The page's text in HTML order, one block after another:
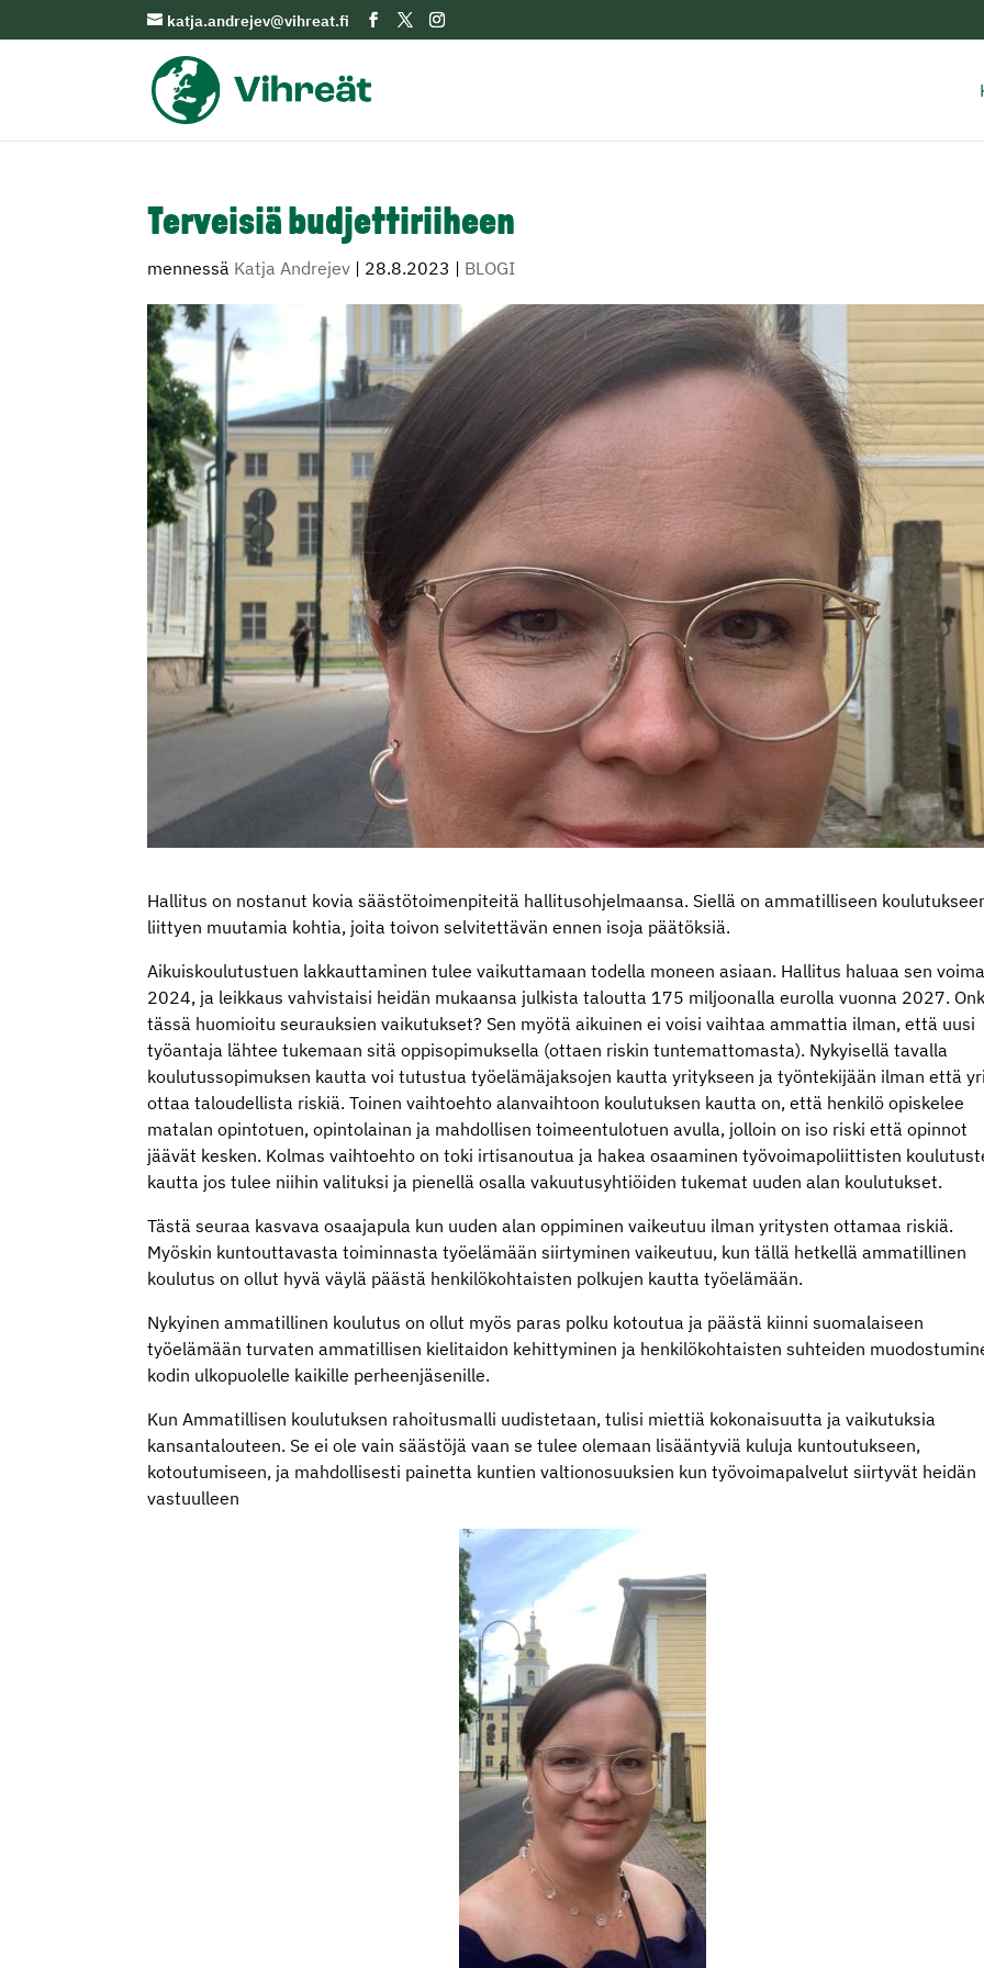
katja.andrejev@vihreat.fi
Terveisiä budjettiriiheen
mennessä Katja Andrejev | 28.8.2023 | BLOGI
Hallitus on nostanut kovia säästötoimenpiteitä hallitusohjelmaansa. Siellä on ammatilliseen
liittyen muutamia kohtia, joita toivon selvitettävän ennen isoja päätöksiä.
Aikuiskoulutustuen lakkauttaminen tulee vaikuttamaan todella moneen asiaan. Hallitus haluaa sen
2024, ja leikkaus vahvistaisi heidän mukaansa julkista taloutta 175 miljoonalla eurolla vuonna 2027.
tässä huomioitu seurauksien vaikutukset? Sen myötä aikuinen ei voisi vaihtaa ammattia ilman, että uusi
työantaja lähtee tukemaan sitä oppisopimuksella (ottaen riskin tuntemattomasta). Nykyisellä tavalla
koulutussopimuksen kautta voi tutustua työelämäjaksojen kautta yritykseen ja työntekijään ilman että
ottaa taloudellista riskiä. Toinen vaihtoehto alanvaihtoon koulutuksen kautta on, että henkilö opiskelee
matalan opintotuen, opintolainan ja mahdollisen toimeentulotuen avulla, jolloin on iso riski että opinnot
jäävät kesken. Kolmas vaihtoehto on toki irtisanoutua ja hakea osaaminen työvoimapoliittisten
kautta jos tulee niihin valituksi ja pienellä osalla vakuutusyhtiöiden tukemat uuden alan koulutukset.
Tästä seuraa kasvava osaajapula kun uuden alan oppiminen vaikeutuu ilman yritysten ottamaa riskiä.
Myöskin kuntouttavasta toiminnasta työelämään siirtyminen vaikeutuu, kun tällä hetkellä ammatillinen
koulutus on ollut hyvä väylä päästä henkilökohtaisten polkujen kautta työelämään.
Nykyinen ammatillinen koulutus on ollut myös paras polku kotoutua ja päästä kiinni suomalaiseen
työelämään turvaten ammatillisen kielitaidon kehittyminen ja henkilökohtaisten suhteiden
kodin ulkopuolelle kaikille perheenjäsenille.
Kun Ammatillisen koulutuksen rahoitusmalli uudistetaan, tulisi miettiä kokonaisuutta ja vaikutuksia
kansantalouteen. Se ei ole vain säästöjä vaan se tulee olemaan lisääntyviä kuluja kuntoutukseen,
kotoutumiseen, ja mahdollisesti painetta kuntien valtionosuuksien kun työvoimapalvelut siirtyvät heidän
vastuulleen